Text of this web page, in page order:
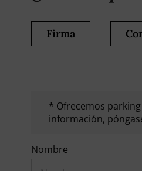
Firma
* Ofrecemos
información,
Nombre